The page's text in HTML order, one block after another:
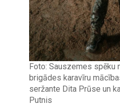
Foto: Sauszemes spēku
brigādes karavīru
seržante Dita Prūse un
Putnis